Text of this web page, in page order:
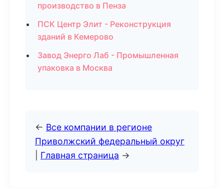
производство в Пенза
ПСК Центр Элит - Реконструкция
зданий в Кемерово
Завод Энерго Лаб - Промышленная
упаковка в Москва
← Все компании в регионе
Приволжский федеральный округ
Главная страница →